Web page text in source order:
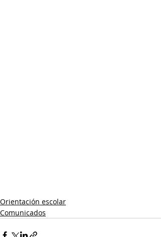
Orientación escolar
Comunicados